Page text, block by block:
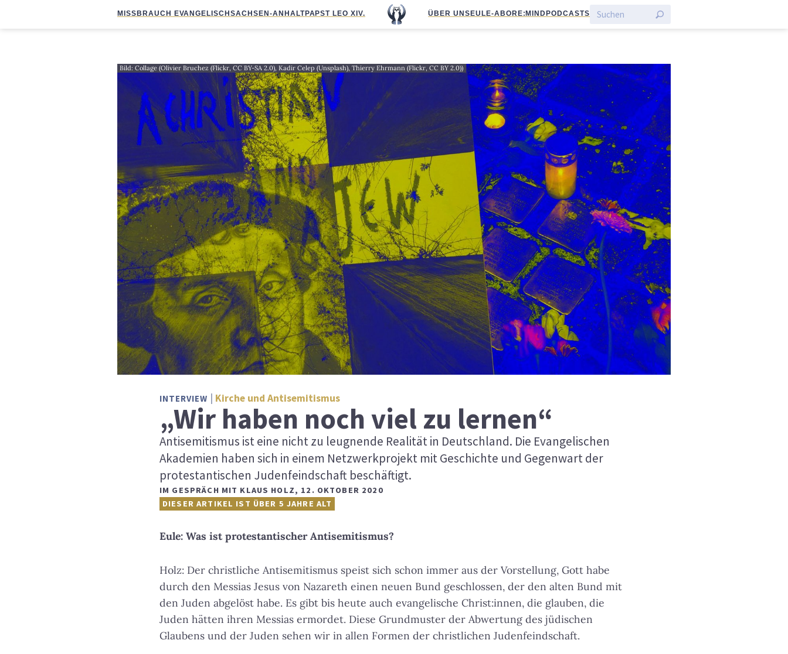
MISSBRAUCH EVANGELISCHSACHSEN-ANHALTPAPST LEO XIV. ÜBER UNS EULE-ABO RE:MIND PODCASTS
Bild: Collage (Olivier Bruchez (Flickr, CC BY-SA 2.0), Kadir Celep (Unsplash), Thierry Ehrmann (Flickr, CC BY 2.0))
INTERVIEW Kirche und Antisemitismus
„Wir haben noch viel zu lernen“
Antisemitismus ist eine nicht zu leugnende Realität in Deutschland. Die Evangelischen
Akademien haben sich in einem Netzwerkprojekt mit Geschichte und Gegenwart der
protestantischen Judenfeindschaft beschäftigt.
IM GESPRÄCH MIT KLAUS HOLZ, 12. OKTOBER 2020
DIESER ARTIKEL IST ÜBER 5 JAHRE ALT
Eule: Was ist protestantischer Antisemitismus?
Holz: Der christliche Antisemitismus speist sich schon immer aus der Vorstellung, Gott habe
durch den Messias Jesus von Nazareth einen neuen Bund geschlossen, der den alten Bund mit
den Juden abgelöst habe. Es gibt bis heute auch evangelische Christ:innen, die glauben, die
Juden hätten ihren Messias ermordet. Diese Grundmuster der Abwertung des jüdischen
Glaubens und der Juden sehen wir in allen Formen der christlichen Judenfeindschaft.